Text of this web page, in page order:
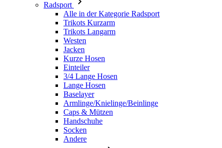
Radsport
Alle in der Kategorie Radsport
Trikots Kurzarm
Trikots Langarm
Westen
Jacken
Kurze Hosen
Einteiler
3/4 Lange Hosen
Lange Hosen
Baselayer
Armlinge/Knielinge/Beinlinge
Caps & Mützen
Handschuhe
Socken
Andere